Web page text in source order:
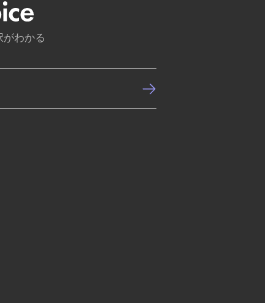
わかる